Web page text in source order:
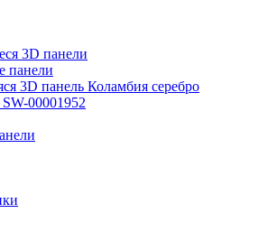
3D панели
панели
3D панель Коламбия серебро
00001952